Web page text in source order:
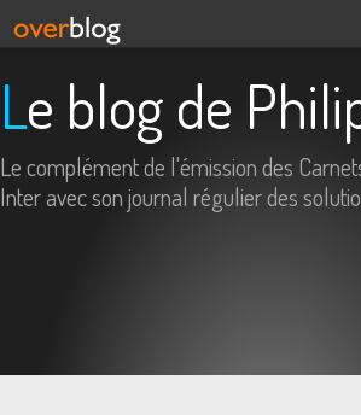
Le blog de
Le complément de l'émission des
Inter avec son journal régulier des